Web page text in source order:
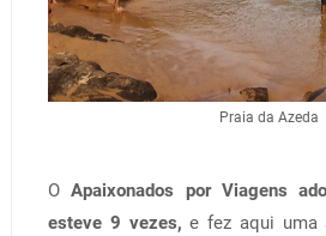
Praia da Azeda
OApaixonados por Viagens
esteve 9 vezes, e fez aqui uma